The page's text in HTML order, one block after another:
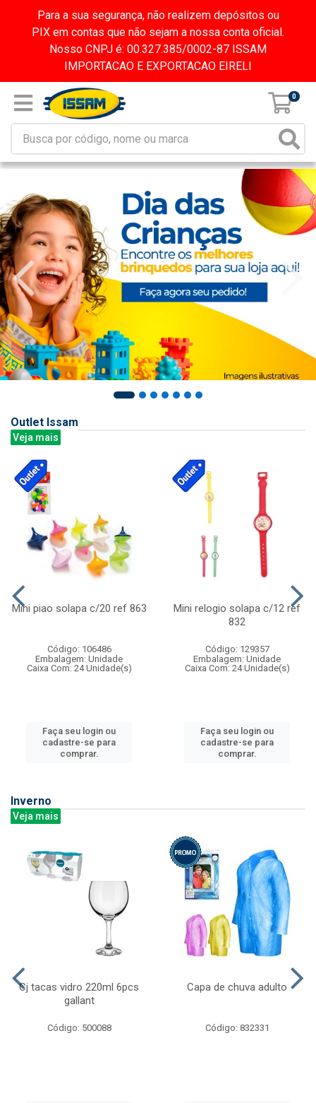
Para a sua segurança, não realizem depósitos ou
PIX em contas que não sejam a nossa conta oficial.
Nosso CNPJ é: 00.327.385/0002-87 ISSAM
IMPORTACAO E EXPORTACAO EIRELI
0
Outlet Issam
Veja mais
Mini piao solapa c/20 ref 863
Código: 106486
Embalagem: Unidade
Caixa Com: 24 Unidade(s)
Faça seu login ou
cadastre-se para
comprar.
Mini relogio solapa c/12 ref
832
Código: 129357
Embalagem: Unidade
Caixa Com: 24 Unidade(s)
Faça seu login ou
cadastre-se para
comprar.
Inverno
Veja mais
Cj tacas vidro 220ml 6pcs
gallant
Código: 500088
Capa de chuva adulto
Código: 832331